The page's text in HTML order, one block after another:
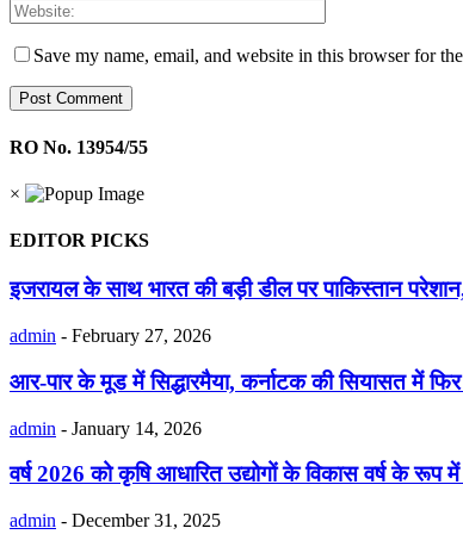
Save my name, email, and website in this browser for
RO No. 13954/55
×
EDITOR PICKS
इजरायल के साथ भारत की बड़ी डील पर पाकिस्तान
admin - February 27, 2026
आर-पार के मूड में सिद्धारमैया, कर्नाटक की सियासत में
admin - January 14, 2026
वर्ष 2026 को कृषि आधारित उद्योगों के विकास वर्ष के रूप
admin - December 31, 2025